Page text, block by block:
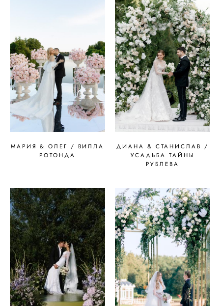
МАРИЯ & ОЛЕГ / ВИЛЛА
РОТОНДА
ДИАНА & СТАНИСЛАВ /
УСАДЬБА ТАЙНЫ
РУБЛЕВА